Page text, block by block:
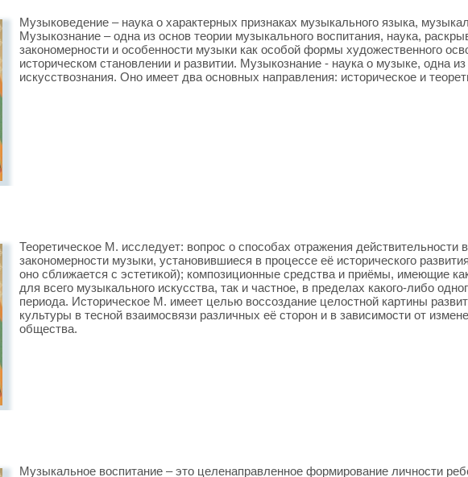
Музыковедение – наука о характерных признаках музыкального языка,
Музыкознание – одна из основ теории музыкального воспитания, наука,
закономерности и особенности музыки как особой формы художественного
историческом становлении и развитии. Музыкознание - наука о музыке, одна
искусствознания. Оно имеет два основных направления: историческое и
Теоретическое М. исследует: вопрос о способах отражения действительности
закономерности музыки, установившиеся в процессе её исторического
оно сближается с эстетикой); композиционные средства и приёмы, имеющие
для всего музыкального искусства, так и частное, в пределах какого-либо
периода. Историческое М. имеет целью воссоздание целостной картины
культуры в тесной взаимосвязи различных её сторон и в зависимости от
общества.
Музыкальное воспитание – это целенаправленное формирование личности